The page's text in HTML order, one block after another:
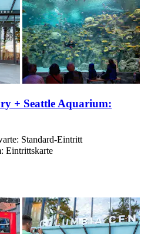
+ Seattle Aquarium:
Standard-Eintritt
Eintrittskarte